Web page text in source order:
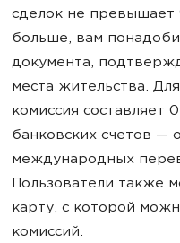
сделок не превышает
больше, вам
документа,
места жительства.
комиссия составляет
банковских счетов —
международных
Пользователи также
карту, с которой
комиссий.